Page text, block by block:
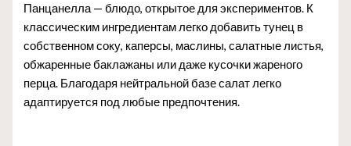
Панцанелла — блюдо, открытое для экспериментов. К
классическим ингредиентам легко добавить тунец в
собственном соку, каперсы, маслины, салатные листья,
обжаренные баклажаны или даже кусочки жареного
перца. Благодаря нейтральной базе салат легко
адаптируется под любые предпочтения.